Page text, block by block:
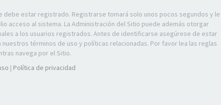
debe estar registrado. Registrarse tomará solo unos pocos segundos y le
acceso al sistema. La Administración del Sitio puede además otorgar
a los usuarios registrados. Antes de identificarse asegúrese de estar
nuestros términos de uso y políticas relacionadas. Por favor lea las reglas
navega por el Sitio.
| Política de privacidad